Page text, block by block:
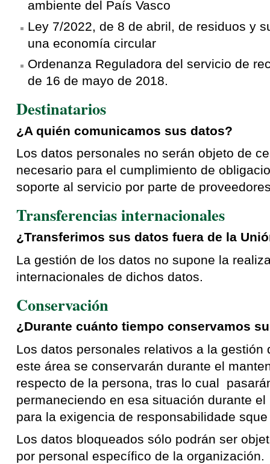
ambiente del País Vasco
Ley 7/2022, de 8 de abril, de residuos y
una economía circular
Ordenanza Reguladora del servicio de
de 16 de mayo de 2018.
Destinatarios
¿A quién comunicamos sus datos?
Los datos personales no serán objeto de
necesario para el cumplimiento de
soporte al servicio por parte de
Transferencias internacionales
¿Transferimos sus datos fuera de la
La gestión de los datos no supone la
internacionales de dichos datos.
Conservación
¿Durante cuánto tiempo conservamos
Los datos personales relativos a la gestión
este área se conservarán durante el
respecto de la persona, tras lo cual
permaneciendo en esa situación durante
para la exigencia de responsabilidade
Los datos bloqueados sólo podrán ser
por personal específico de la organización.